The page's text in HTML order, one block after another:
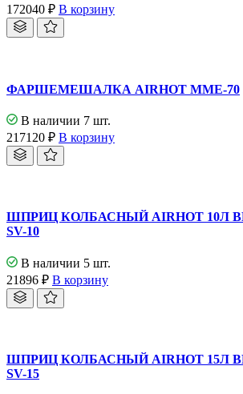
172040 ₽ В корзину
ФАРШЕМЕШАЛКА AIRHOT MME-70
В наличии 7 шт.
217120 ₽ В корзину
ШПРИЦ КОЛБАСНЫЙ AIRHOT 10Л
SV-10
В наличии 5 шт.
21896 ₽ В корзину
ШПРИЦ КОЛБАСНЫЙ AIRHOT 15Л
SV-15